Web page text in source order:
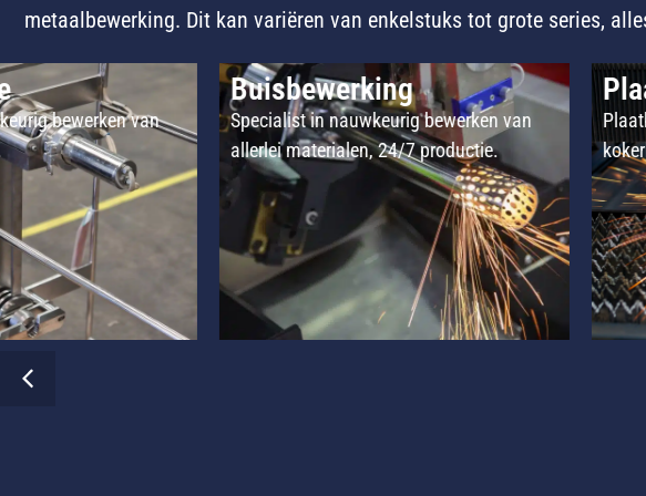
metaalbewerking. Dit kan variëren van enkelstuks tot grote series,
bewerken van
Buisbewerking
Specialist in nauwkeurig bewerken van
allerlei materialen, 24/7 productie.